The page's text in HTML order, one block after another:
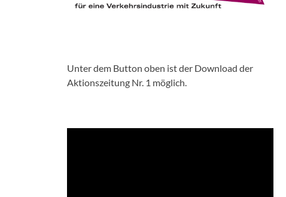
Unter dem Button oben ist der Download der
Aktionszeitung Nr. 1 möglich.